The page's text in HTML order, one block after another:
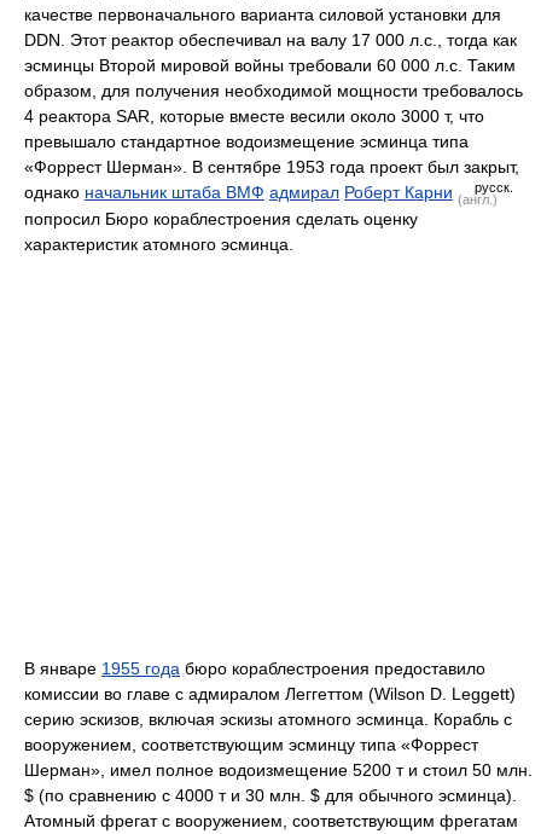
качестве первоначального варианта силовой установки для
DDN. Этот реактор обеспечивал на валу 17 000 л.с., тогда как
эсминцы Второй мировой войны требовали 60 000 л.с. Таким
образом, для получения необходимой мощности требовалось
4 реактора SAR, которые вместе весили около 3000 т, что
превышало стандартное водоизмещение эсминца типа
«Форрест Шерман». В сентябре 1953 года проект был закрыт,
однако начальник штаба ВМФ адмирал Роберт Карни (англ.)
русск.
попросил Бюро кораблестроения сделать оценку
характеристик атомного эсминца.
В январе 1955 года бюро кораблестроения предоставило
комиссии во главе с адмиралом Леггеттом (Wilson D. Leggett)
серию эскизов, включая эскизы атомного эсминца. Корабль с
вооружением, соответствующим эсминцу типа «Форрест
Шерман», имел полное водоизмещение 5200 т и стоил 50 млн.
$ (по сравнению с 4000 т и 30 млн. $ для обычного эсминца).
Атомный фрегат с вооружением, соответствующим фрегатам